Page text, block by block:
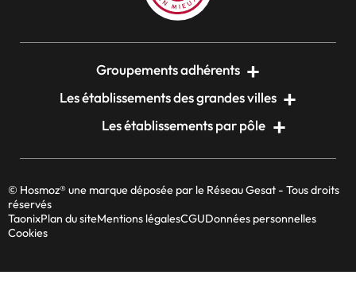
Groupements adhérents
Les établissements des grandes villes
Les établissements par pôle
© Hosmoz® une marque déposée par le Réseau Gesat - Tous droits
réservés
TaonixPlan du siteMentions légalesCGUDonnées personnelles
Cookies